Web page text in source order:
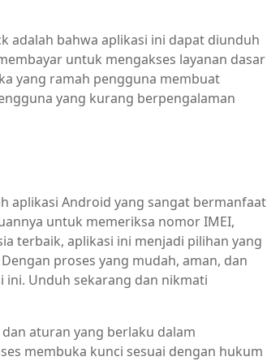
adalah bahwa aplikasi ini dapat diunduh
untuk mengakses layanan dasar
yang ramah pengguna membuat
yang kurang berpengalaman
aplikasi Android yang sangat bermanfaat
untuk memeriksa nomor IMEI,
terbaik, aplikasi ini menjadi pilihan yang
proses yang mudah, aman, dan
ini. Unduh sekarang dan nikmati
aturan yang berlaku dalam
membuka kunci sesuai dengan hukum